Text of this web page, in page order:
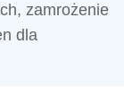
zamrożenie
dla